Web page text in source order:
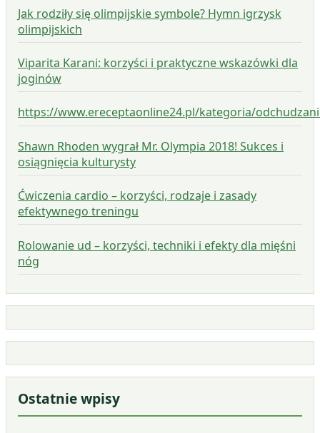
Jak rodziły się olimpijskie symbole? Hymn igrzysk
olimpijskich
Viparita Karani: korzyści i praktyczne wskazówki dla
joginów
https://www.ereceptaonline24.pl/kategoria/
Shawn Rhoden wygrał Mr. Olympia 2018! Sukces i
osiągnięcia kulturysty
Ćwiczenia cardio – korzyści, rodzaje i zasady
efektywnego treningu
Rolowanie ud – korzyści, techniki i efekty dla mięśni
nóg
Ostatnie wpisy